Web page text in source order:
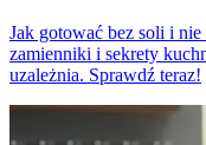
Jak gotować bez soli i
zamienniki i sekrety
uzależnia. Sprawdź teraz!